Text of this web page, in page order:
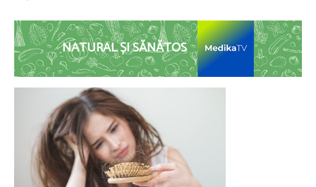
NATURAL ȘI SĂNĂTOS